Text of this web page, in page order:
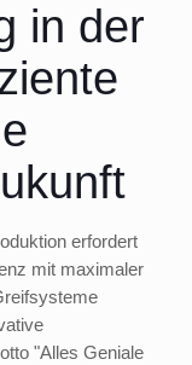
in der
erfordert
mit maximaler
"Alles Geniale